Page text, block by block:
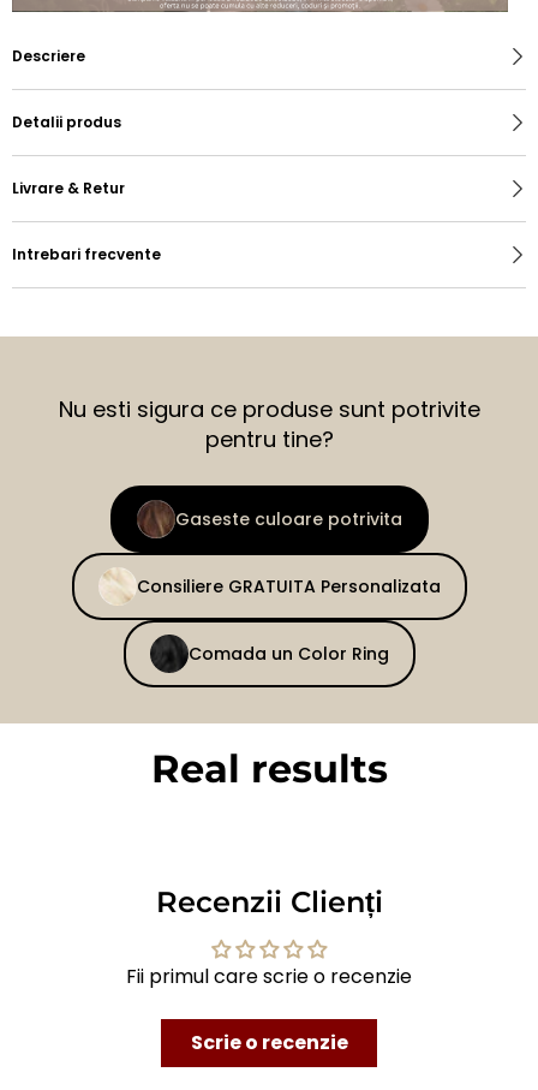
Descriere
Detalii produs
Livrare & Retur
Intrebari frecvente
Nu esti sigura ce produse sunt potrivite
pentru tine?
Gaseste culoare potrivita
Consiliere GRATUITA Personalizata
Comada un Color Ring
Real results
Recenzii Clienți
Fii primul care scrie o recenzie
Scrie o recenzie